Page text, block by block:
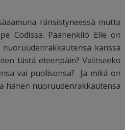
ränsistyneessä mutta
Codissa. Päähenkilö Elle on
kanssa
tästä eteenpäin? Valitseeko
vai puolisonsa? Ja mikä on
hänen nuoruudenrakkautensa